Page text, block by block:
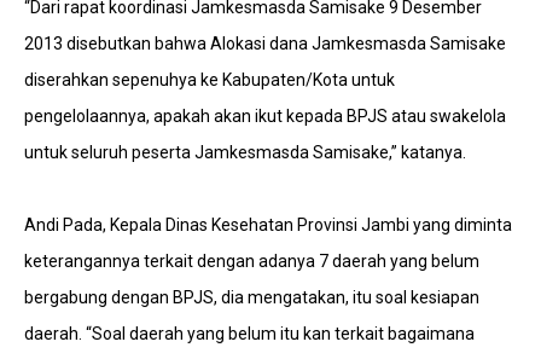
“Dari rapat koordinasi Jamkesmasda Samisake 9 Desember
2013 disebutkan bahwa Alokasi dana Jamkesmasda Samisake
diserahkan sepenuhya ke Kabupaten/Kota untuk
pengelolaannya, apakah akan ikut kepada BPJS atau swakelola
untuk seluruh peserta Jamkesmasda Samisake,” katanya.
Andi Pada, Kepala Dinas Kesehatan Provinsi Jambi yang diminta
keterangannya terkait dengan adanya 7 daerah yang belum
bergabung dengan BPJS, dia mengatakan, itu soal kesiapan
daerah. “Soal daerah yang belum itu kan terkait bagaimana